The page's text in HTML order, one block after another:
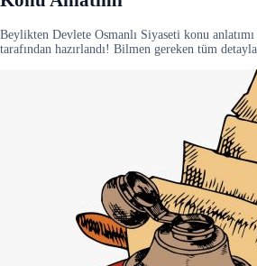
Beylikten Devlete Osmanlı Siyaseti konu
tarafından hazırlandı! Bilmen gereken tüm